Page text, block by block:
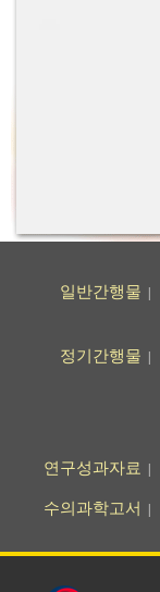
일반간행물
정기간행물
연구성과자료
수의과학고서